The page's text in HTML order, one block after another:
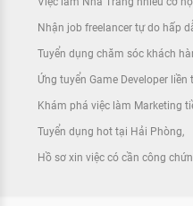
Nhận job freelancer tự do hấp
Tuyển dụng chăm sóc khách
Ứng tuyển Game Developer liền
Khám phá việc làm Marketing
Tuyển dụng hot tại Hải Phòng
Hồ sơ xin việc có cần công